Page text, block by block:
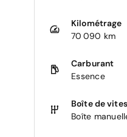
Kilométrage
70 090 km
Carburant
Essence
Boîte de
Boîte